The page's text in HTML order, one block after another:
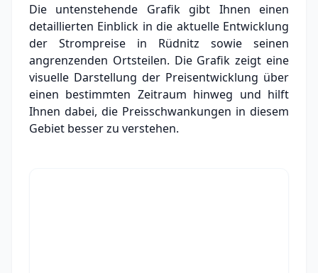
Die untenstehende Grafik gibt Ihnen einen
detaillierten Einblick in die aktuelle Entwicklung
der Strompreise in Rüdnitz sowie seinen
angrenzenden Ortsteilen. Die Grafik zeigt eine
visuelle Darstellung der Preisentwicklung über
einen bestimmten Zeitraum hinweg und hilft
Ihnen dabei, die Preisschwankungen in diesem
Gebiet besser zu verstehen.